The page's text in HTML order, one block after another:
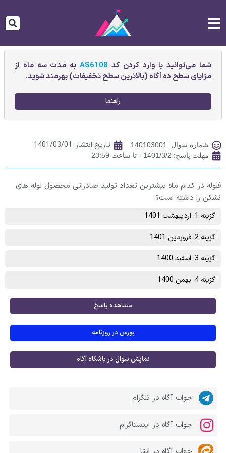
شما می‌توانید با وارد کردن کد AS6108به مدت سه ماه از
مزایای سطح ده آگاه (بالاترین سطح تخفیفات) بهرمند شوید.
راهنما
شماره سوال: 140103001 تاریخ انتشار: 1401/03/01
مهلت پاسخ: 1401/3/2 - تا ساعت 23:59
فلوله در کدام ماه بیشترین تعداد تولید صادراتی محصول لوله های
نشکن را داشته است؟
گزینه 1: اردیبهشت 1401
گزینه 2: فروردین 1401
گزینه 3: اسفند 1400
گزینه 4: بهمن 1400
مشاهده پاسخ
بورس در روزنامه
نمایش سوال در باشگاه آگاه
جواب آگاه در تلگرام
جواب آگاه در اینستاگرام